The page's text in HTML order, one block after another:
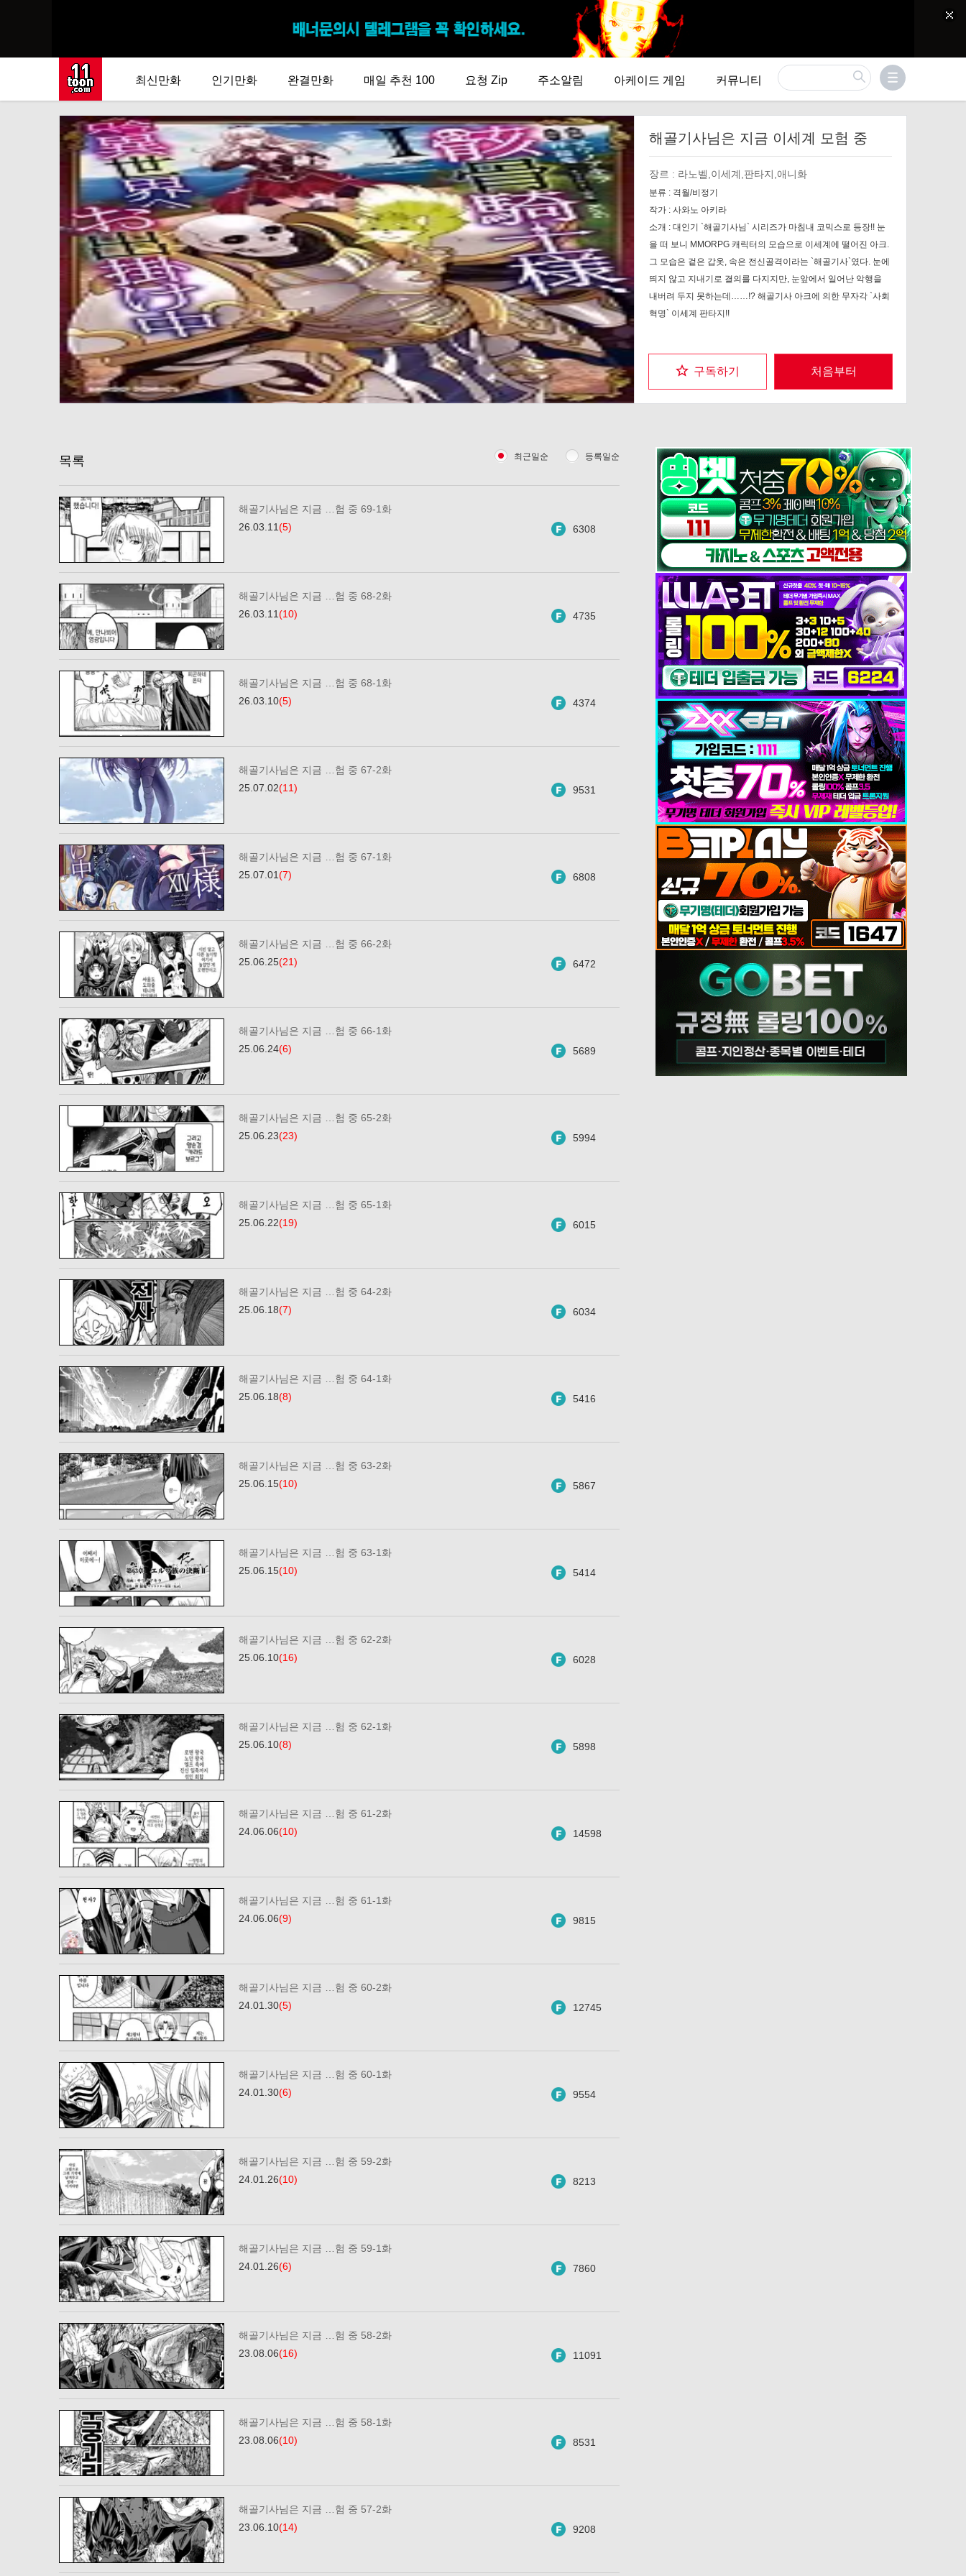
최신만화 인기만화 완결만화 매일 추천 100 요청 Zip 주소알림 아케이드 게임 커뮤니티
해골기사님은 지금 이세계 모험 중
구독하기 처음부터
장르 : 라노벨,이세계,판타지,애니화
분류 : 격월/비정기
작가 : 사와노 아키라
소개 : 대인기 `해골기사님` 시리즈가 마침내 코믹스로 등장!! 눈
을 떠 보니 MMORPG 캐릭터의 모습으로 이세계에 떨어진 아크.
그 모습은 겉은 갑옷, 속은 전신골격이라는 `해골기사`였다. 눈에
띄지 않고 지내기로 결의를 다지지만, 눈앞에서 일어난 악행을
내버려 두지 못하는데……!? 해골기사 아크에 의한 무자각 `사회
혁명` 이세계 판타지!!
목록 최근일순 등록일순
해골기사님은 지금 …험 중 69-1화
26.03.11(5) 6308
해골기사님은 지금 …험 중 68-2화
26.03.11(10) 4735
해골기사님은 지금 …험 중 68-1화
26.03.10(5) 4374
해골기사님은 지금 …험 중 67-2화
25.07.02(11) 9531
해골기사님은 지금 …험 중 67-1화
25.07.01(7) 6808
해골기사님은 지금 …험 중 66-2화
25.06.25(21) 6472
해골기사님은 지금 …험 중 66-1화
25.06.24(6) 5689
해골기사님은 지금 …험 중 65-2화
25.06.23(23) 5994
해골기사님은 지금 …험 중 65-1화
25.06.22(19) 6015
해골기사님은 지금 …험 중 64-2화
25.06.18(7) 6034
해골기사님은 지금 …험 중 64-1화
25.06.18(8) 5416
해골기사님은 지금 …험 중 63-2화
25.06.15(10) 5867
해골기사님은 지금 …험 중 63-1화
25.06.15(10) 5414
해골기사님은 지금 …험 중 62-2화
25.06.10(16) 6028
해골기사님은 지금 …험 중 62-1화
25.06.10(8) 5898
해골기사님은 지금 …험 중 61-2화
24.06.06(10) 14598
해골기사님은 지금 …험 중 61-1화
24.06.06(9) 9815
해골기사님은 지금 …험 중 60-2화
24.01.30(5) 12745
해골기사님은 지금 …험 중 60-1화
24.01.30(6) 9554
해골기사님은 지금 …험 중 59-2화
24.01.26(10) 8213
해골기사님은 지금 …험 중 59-1화
24.01.26(6) 7860
해골기사님은 지금 …험 중 58-2화
23.08.06(16) 11091
해골기사님은 지금 …험 중 58-1화
23.08.06(10) 8531
해골기사님은 지금 …험 중 57-2화
23.06.10(14) 9208